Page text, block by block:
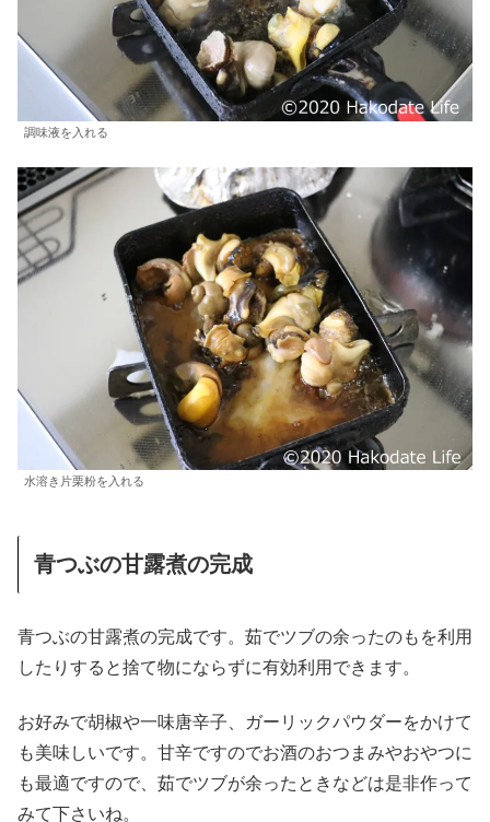
調味液を入れる
水溶き片栗粉を入れる
青つぶの甘露煮の完成
青つぶの甘露煮の完成です。茹でツブの余ったのもを利用
したりすると捨て物にならずに有効利用できます。
お好みで胡椒や一味唐辛子、ガーリックパウダーをかけて
も美味しいです。甘辛ですのでお酒のおつまみやおやつに
も最適ですので、茹でツブが余ったときなどは是非作って
みて下さいね。